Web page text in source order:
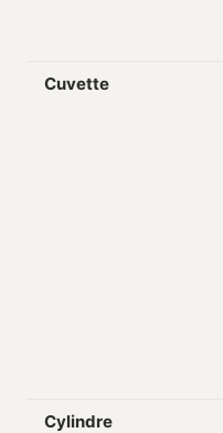
Cuvette
Cylindre